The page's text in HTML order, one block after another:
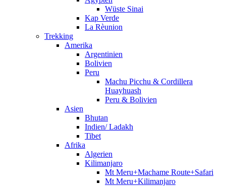
Wüste Sinai
Kap Verde
La Rèunion
Trekking
Amerika
Argentinien
Bolivien
Peru
Machu Picchu & Cordillera
Huayhuash
Peru & Bolivien
Asien
Bhutan
Indien/ Ladakh
Tibet
Afrika
Algerien
Kilimanjaro
Mt Meru+Machame Route+Safari
Mt Meru+Kilimanjaro